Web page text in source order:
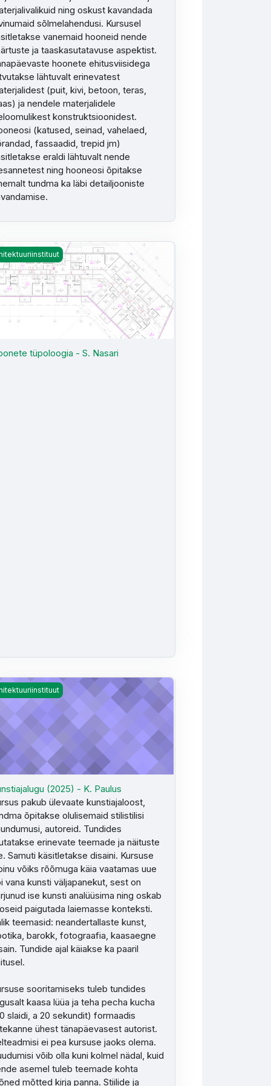
ning oskust kavandada
sõlmelahendusi. Kursusel
vanemaid hooneid nende
ja taaskasutatavuse aspektist.
hoonete ehitusviisidega
lähtuvalt erinevatest
(puit, kivi, betoon, teras,
ja nendele materjalidele
konstruktsioonidest.
(katused, seinad, vahelaed,
fassaadid, trepid jm)
eraldi lähtuvalt nende
ning hooneosi õpitakse
tundma ka läbi detailjooniste
tüpoloogia - S. Nasari
tüpoloogia - S. Nasari
(2025) - K. Paulus
(2025) - K. Paulus
pakub ülevaate kunstiajaloost,
õpitakse olulisemaid stilistilisi
autoreid. Tundides
erinevate teemade ja näituste
Samuti käsitletakse disaini. Kursuse
võiks rõõmuga käia vaatamas uue
vana kunsti väljapanekut, sest on
ise kunsti analüüsima ning oskab
paigutada laiemasse konteksti.
teemasid: neandertallaste kunst,
barokk, fotograafia, kaasaegne
Tundide ajal käiakse ka paaril
sooritamiseks tuleb tundides
kaasa lüüa ja teha pecha kucha
slaidi, a 20 sekundit) formaadis
ühest tänapäevasest autorist.
ei pea kursuse jaoks olema.
võib olla kuni kolmel nädal, kuid
asemel tuleb teemade kohta
mõtted kirja panna. Stiilide ja